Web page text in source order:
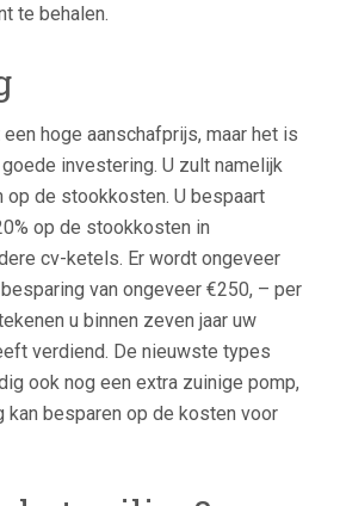
te behalen.
hoge aanschafprijs, maar het is
investering. U zult namelijk
op de stookkosten. U bespaart
op de stookkosten in
cv-ketels. Er wordt ongeveer
van ongeveer €250, – per
u binnen zeven jaar uw
verdiend. De nieuwste types
ook nog een extra zuinige pomp,
kan besparen op de kosten voor